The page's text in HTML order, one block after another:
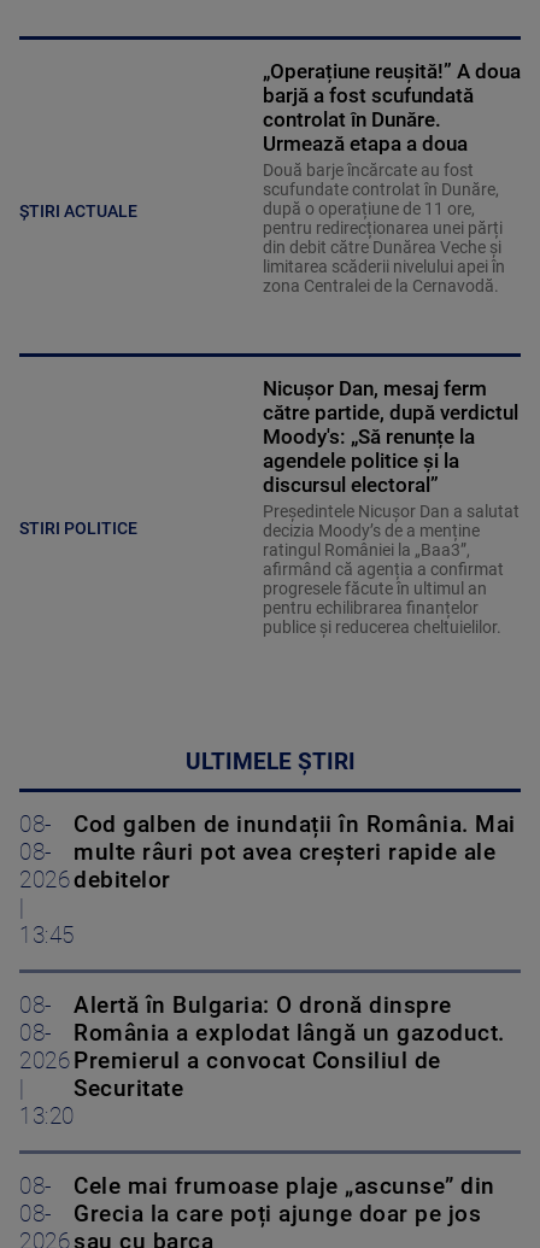
ȘTIRI ACTUALE
„Operațiune reușită!” A doua
barjă a fost scufundată
controlat în Dunăre.
Urmează etapa a doua
Două barje încărcate au fost
scufundate controlat în Dunăre,
după o operațiune de 11 ore,
pentru redirecționarea unei părți
din debit către Dunărea Veche și
limitarea scăderii nivelului apei în
zona Centralei de la Cernavodă.
STIRI POLITICE
Nicușor Dan, mesaj ferm
către partide, după verdictul
Moody's: „Să renunțe la
agendele politice şi la
discursul electoral”
Președintele Nicușor Dan a salutat
decizia Moody’s de a menține
ratingul României la „Baa3”,
afirmând că agenția a confirmat
progresele făcute în ultimul an
pentru echilibrarea finanțelor
publice și reducerea cheltuielilor.
ULTIMELE ȘTIRI
08-
08-
2026
13:45
Cod galben de inundații în România. Mai
multe râuri pot avea creșteri rapide ale
debitelor
08-
08-
2026
13:20
Alertă în Bulgaria: O dronă dinspre
România a explodat lângă un gazoduct.
Premierul a convocat Consiliul de
Securitate
08-
08-
2026
Cele mai frumoase plaje „ascunse” din
Grecia la care poți ajunge doar pe jos
sau cu barca